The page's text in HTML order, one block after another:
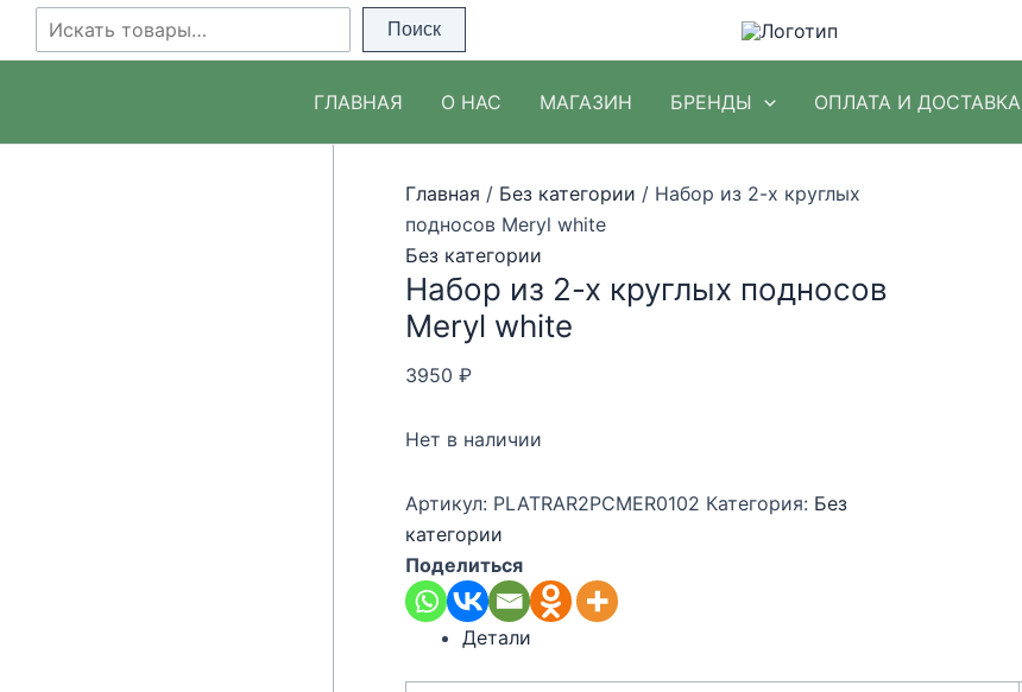
Перейти
Поиск Поиск
ГЛАВНАЯ О НАС МАГАЗИН БРЕНДЫ ОПЛАТА И ДОСТАВКА
Главная / Без категории / Набор из 2-х круглых
подносов Meryl white
Без категории
Набор из 2-х круглых подносов
Meryl white
3950 ₽
Нет в наличии
Артикул: PLATRAR2PCMER0102 Категория: Без
категории
Поделиться
Детали